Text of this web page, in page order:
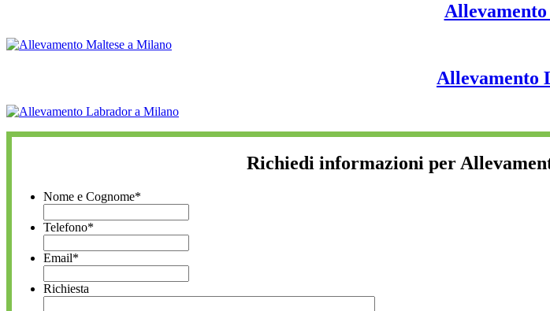
Allevamento
Richiedi informazioni per
Nome e Cognome*
Telefono*
Email*
Richiesta